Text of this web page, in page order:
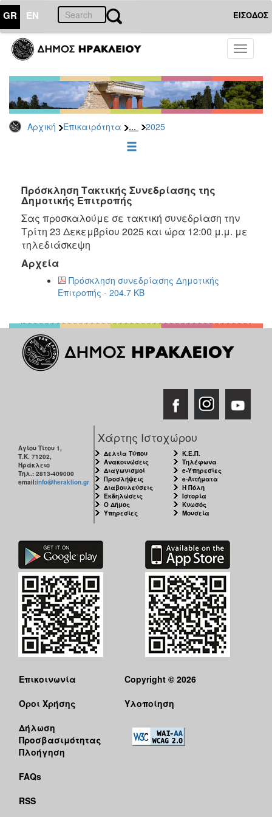
GR EN ΕΙΣΟΔΟΣ
Toggle
Αρχική Επικαιρότητα ... 2025
ΕΠΙΚΑΙΡΟΤΗΤΑ
Τύπου
Αρχείο
2026
2025
2022
2021
2020
2019
2018
2017
2016
2013
2012
2011
ΔΗΜΟΤΗΣ
Πρόσκληση Τακτικής Συνεδρίασης της
Δημοτικής Επιτροπής
Σας προσκαλούμε σε τακτική συνεδρίαση την
Τρίτη 23 Δεκεμβρίου 2025 και ώρα 12:00 μ.μ. με
τηλεδιάσκεψη
Αρχεία
Πρόσκληση συνεδρίασης Δημοτικής
Επιτροπής - 204.7 KB
Αγίου Τίτου 1,
Τ.Κ. 71202,
Ηράκλειο
Τηλ.: 2813-409000
email:info@heraklion.gr
Χάρτης Ιστοχώρου
Δελτία Τύπου
Ανακοινώσεις
Διαγωνισμοί
Προσλήψεις
Διαβουλεύσεις
Εκδηλώσεις
Ο Δήμος
Υπηρεσίες
Κ.Ε.Π.
Τηλέφωνα
e-Υπηρεσίες
e-Αιτήματα
Η Πόλη
Ιστορία
Κνωσός
Μουσεία
Επικοινωνία
Όροι Χρήσης
Δήλωση
Προσβασιμότητας
Πλοήγηση
FAQs
RSS
Copyright © 2026
Υλοποίηση